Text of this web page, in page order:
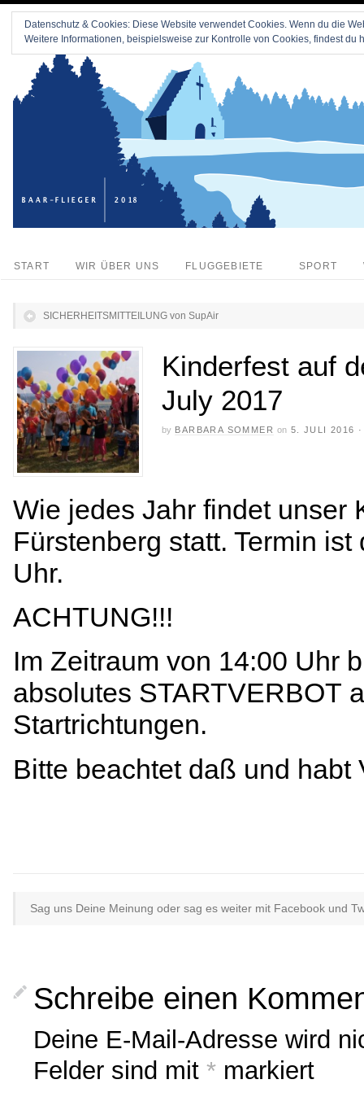
START WIR ÜBER UNS FLUGGEBIETE SPORT
SICHERHEITSMITTEILUNG von SupAir
Kinderfest auf
July 2017
by BARBARA SOMMER on 5. JULI 2016
Wie jedes Jahr findet unser
Fürstenberg statt. Termin
Uhr.
ACHTUNG!!!
Im Zeitraum von 14:00 Uhr
absolutes STARTVERBOT
Startrichtungen.
Bitte beachtet daß und
Sag uns Deine Meinung oder sag es weiter mit Facebook und
Schreibe einen
Deine E-Mail-Adresse wird
Felder sind mit * markiert
Datenschutz & Cookies: Diese Website verwendet Cookies. Wenn du die
Weitere Informationen, beispielsweise zur Kontrolle von Cookies, findest du